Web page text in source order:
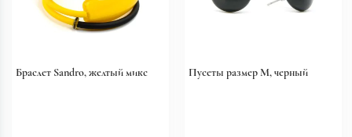
Браслет Sandro, желтый микс Пусеты размер M, черный